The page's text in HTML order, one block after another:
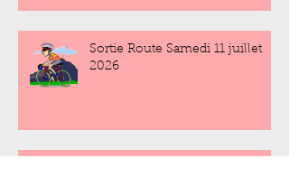
Sortie Route Samedi 11 juillet
2026